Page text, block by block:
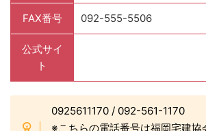
FAX番号 092-555-5506
公式サイ
ト
0925611170 / 092-561-1170
※こちらの電話番号は福岡宅建協